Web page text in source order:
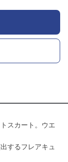
スカート。ウエ
するフレアキュ